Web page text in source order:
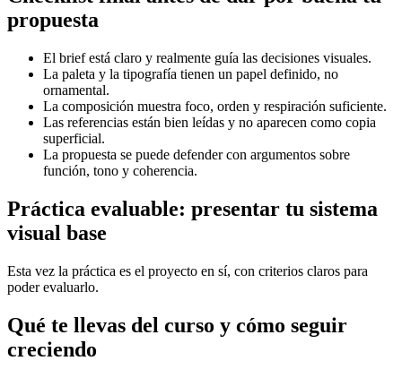
propuesta
El brief está claro y realmente guía las decisiones visuales.
La paleta y la tipografía tienen un papel definido, no
ornamental.
La composición muestra foco, orden y respiración suficiente.
Las referencias están bien leídas y no aparecen como copia
superficial.
La propuesta se puede defender con argumentos sobre
función, tono y coherencia.
Práctica evaluable: presentar tu sistema
visual base
Esta vez la práctica es el proyecto en sí, con criterios claros para
poder evaluarlo.
Qué te llevas del curso y cómo seguir
creciendo